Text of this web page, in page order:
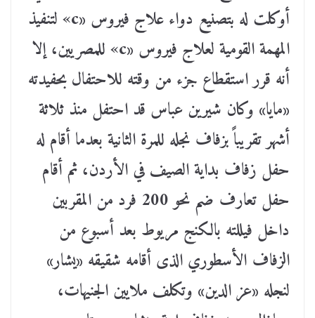
أوكلت له بتصنيع دواء علاج فيروس «c» لتنفيذ
المهمة القومية لعلاج فيروس «c» للمصريين، إلا
أنه قرر استقطاع جزء من وقته للاحتفال بحفيدته
«مايا» وكان شيرين عباس قد احتفل منذ ثلاثة
أشهر تقريباً بزفاف نجله للمرة الثانية بعدما أقام له
حفل زفاف بداية الصيف في الأردن، ثم أقام
حفل تعارف ضم نحو 200 فرد من المقربين
داخل فيللته بالكنج مريوط بعد أسبوع من
الزفاف الأسطوري الذى أقامه شقيقه «يشار»
لنجله «عز الدين» وتكلف ملايين الجنيهات،